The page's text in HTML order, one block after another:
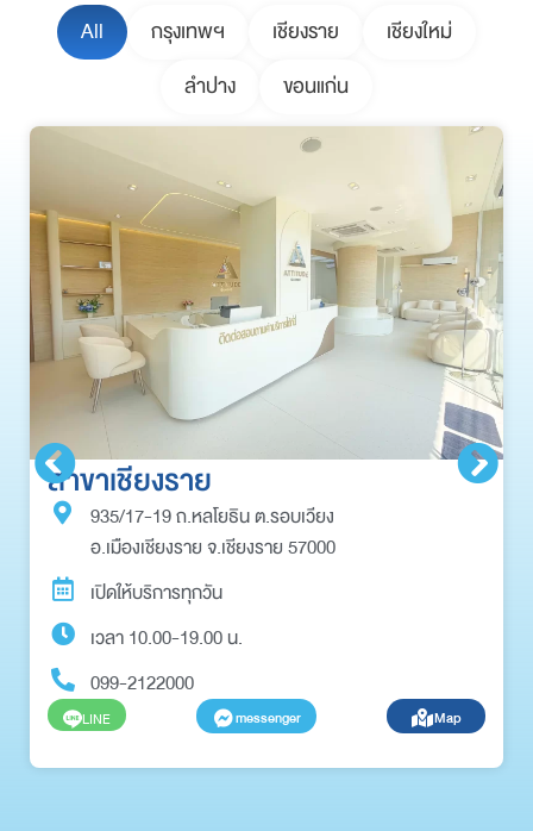
All กรุงเทพฯ เชียงราย
เชียงใหม่
ลำปาง
ขอนแก่น
สาขาเชียงราย
935/17-19 ถ.หลโยธิน ต.รอบเวียง
อ.เมืองเชียงราย จ.เชียงราย 57000
เปิดให้บริการทุกวัน
เวลา 10.00-19.00 น.
099-2122000
LINE messenger Map